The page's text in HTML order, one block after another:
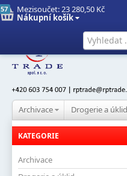
57 Mezisoučet:23 280,50 Kč
Nákupní košík
Archivace Drogerie a úklid
KATEGORIE
Archivace